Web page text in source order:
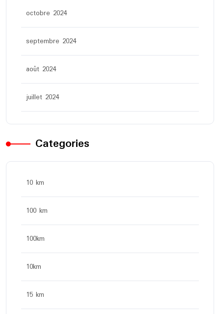
octobre 2024
septembre 2024
août 2024
juillet 2024
Categories
10 km
100 km
100km
10km
15 km